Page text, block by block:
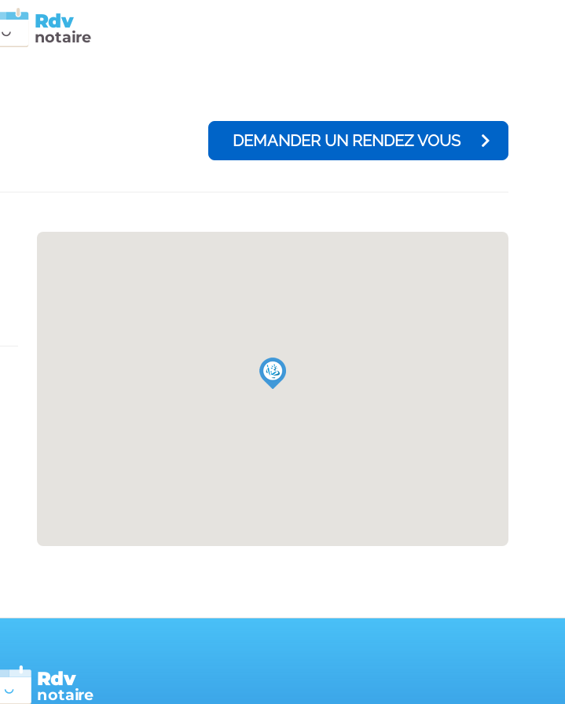
notaire
Rdv
DEMANDER UN RENDEZ VOUS
notaire
Rdv